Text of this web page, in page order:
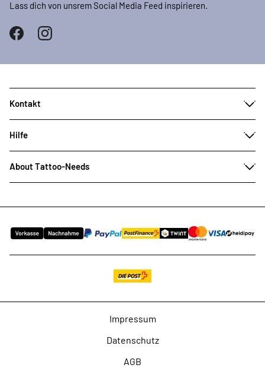
Lass dich von unsrem Social Media Feed inspirieren.
Kontakt
Hilfe
About Tattoo-Needs
Impressum
Datenschutz
AGB